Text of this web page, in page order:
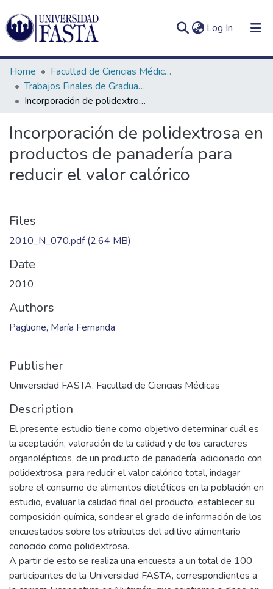
Log In (current)
Communities
&
Collections
All of DSpace
In(current)
Home
Facultad de Ciencias Médicas
Trabajos Finales de Graduación de Licenciatura en Nutrición
Incorporación de polidextrosa en productos de panadería para reducir el valor calórico
Incorporación de polidextrosa en
productos de panadería para
reducir el valor calórico
Files
2010_N_070.pdf(2.64 MB)
Date
2010
Authors
Paglione, María Fernanda
Publisher
Universidad FASTA. Facultad de Ciencias Médicas
Description
El presente estudio tiene como objetivo determinar cuál es
la aceptación, valoración de la calidad y de los caracteres
organolépticos, de un producto de panadería, adicionado con
polidextrosa, para reducir el valor calórico total, indagar
sobre el consumo de alimentos dietéticos en la población en
estudio, evaluar la calidad final del producto, establecer su
composición química, sondear el grado de información de los
encuestados sobre los atributos del aditivo alimentario
conocido como polidextrosa.
A partir de esto se realiza una encuesta a un total de 100
participantes de la Universidad FASTA, correspondientes a